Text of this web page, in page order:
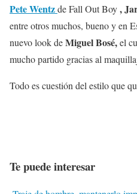
Pete Wentzde Fall Out Boy,
entre otros muchos, bueno y en
nuevo look deMiguel Bosé,el
mucho partido gracias al
Todo es cuestión del estilo que
Te puede interesar